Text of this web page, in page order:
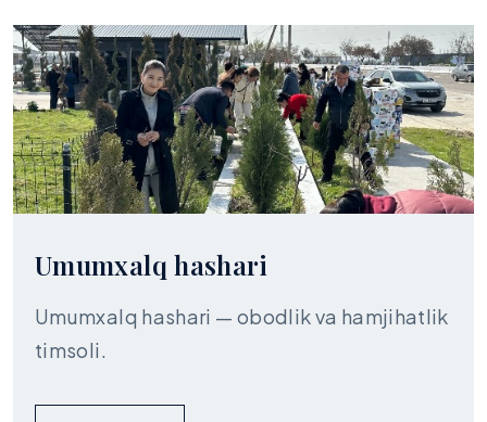
Umumxalq hashari
Umumxalq hashari — obodlik va hamjihatlik
timsoli.